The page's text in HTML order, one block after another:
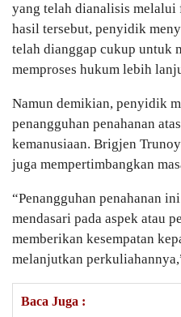
yang telah dianalisis
hasil tersebut, penyidik
telah dianggap cukup untuk
memproses hukum lebih
Namun demikian, penyidik
penangguhan penahanan
kemanusiaan. Brigjen
juga mempertimbangkan
“Penangguhan penahanan
mendasari pada aspek atau
memberikan kesempatan
melanjutkan
Baca Juga :